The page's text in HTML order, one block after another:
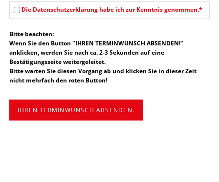
Die Datenschutzerklärung habe ich zur Kenntnis genommen.*
Bitte beachten:
Wenn Sie den Button "IHREN TERMINWUNSCH ABSENDEN!"
anklicken, werden Sie nach ca. 2-3 Sekunden auf eine
Bestätigungsseite weitergeleitet.
Bitte warten Sie diesen Vorgang ab und klicken Sie in dieser Zeit
nicht mehrfach den roten Button!
IHREN TERMINWUNSCH ABSENDEN.